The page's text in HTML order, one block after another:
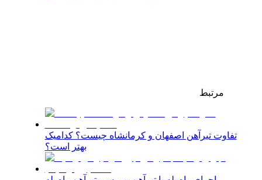
مرتبط
تفاوت تیرآهن اصفهان و کرمانشاه چیست؟ کدامیک
بهتر است؟